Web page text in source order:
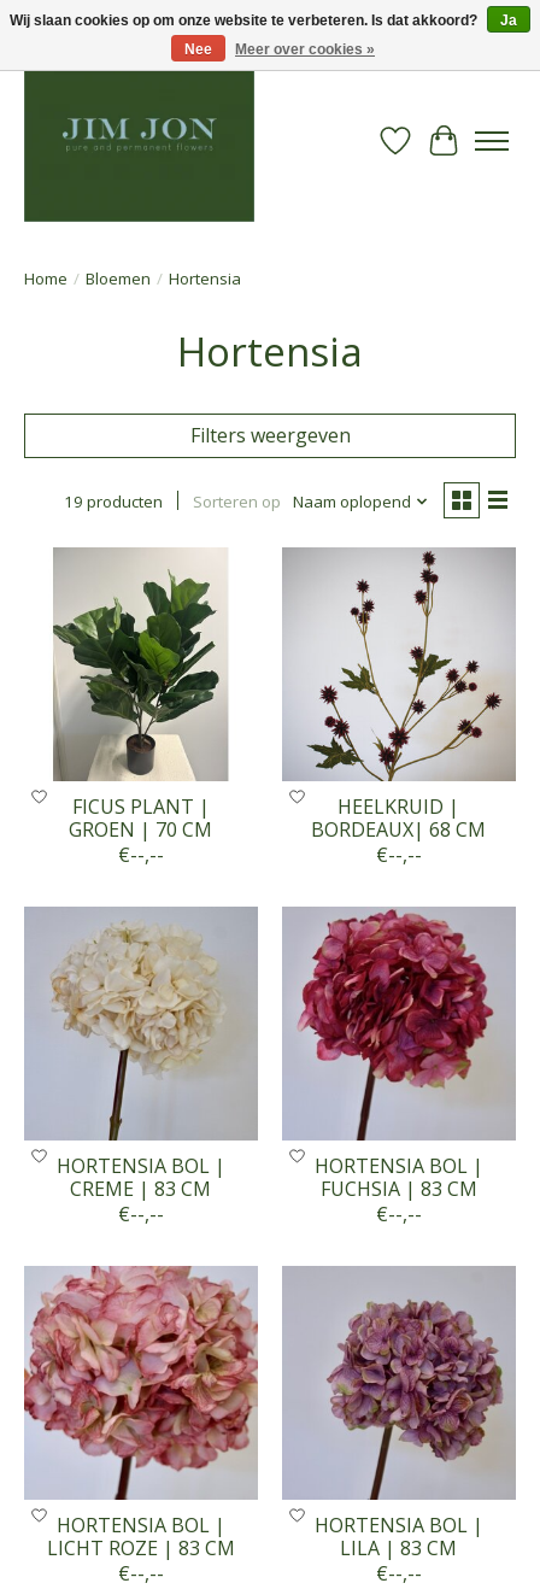
Verlanglijst
Home / Bloemen / Hortensia
Hortensia
Filters weergeven
19 producten Sorteren op Naam oplopend
FICUS PLANT |
GROEN | 70 CM
€--,--
HEELKRUID |
BORDEAUX| 68 CM
€--,--
HORTENSIA BOL |
CREME | 83 CM
€--,--
HORTENSIA BOL |
FUCHSIA | 83 CM
€--,--
HORTENSIA BOL |
LICHT ROZE | 83 CM
€--,--
HORTENSIA BOL |
LILA | 83 CM
€--,--
Wij slaan cookies op om onze website te verbeteren. Is dat akkoord?
Ja
Nee
Meer over cookies »